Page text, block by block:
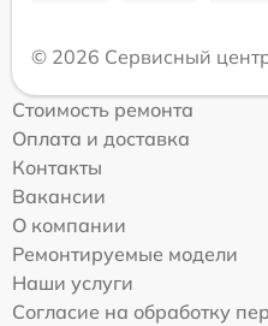
© 2026 Сервисный
Стоимость ремонта
Оплата и доставка
Контакты
Вакансии
О компании
Ремонтируемые модели
Наши услуги
Согласие на обработку